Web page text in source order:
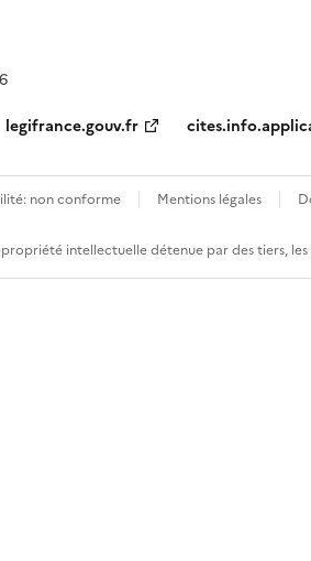
legifrance.gouv.fr
non conforme Mentions légales
intellectuelle détenue par des tiers,